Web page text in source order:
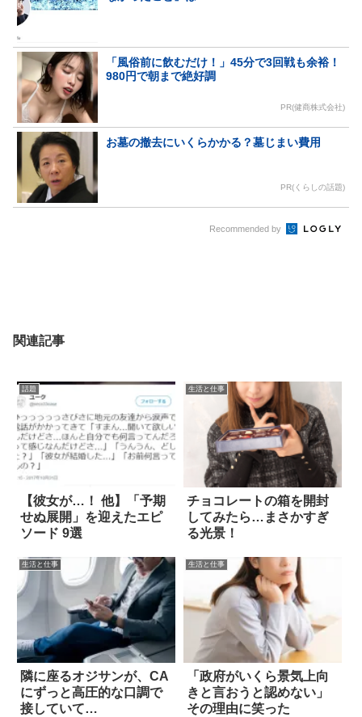
「風俗前に飲むだけ！」45分で3回戦も余裕！
980円で朝まで絶好調
PR(健商株式会社)
お墓の撤去にいくらかかる？墓じまい費用
PR(くらしの話題)
Recommended by
関連記事
話題
【彼女が…！ 他】「予期
せぬ展開」を迎えたエピ
ソード 9選
生活と仕事
チョコレートの箱を開封
してみたら…まさかすぎ
る光景！
生活と仕事
隣に座るオジサンが、CA
にずっと高圧的な口調で
接していて…
生活と仕事
「政府がいくら景気上向
きと言おうと認めない」
その理由に笑った